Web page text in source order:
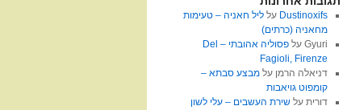
Dustinoxifs על ליל חאניה – טעימות
מחאניה (כרתים)
Gyuriעל
פסוליה אהובתי – Del
Fagioli, Firenze
דניאלה הרמן על מבצע סבתא –
קומפוט גויאבות
דוריתעל שירת העשבים – עלי לשון